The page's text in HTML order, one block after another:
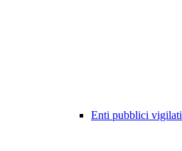
Enti pubblici vigilati